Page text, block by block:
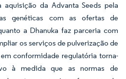
da Advanta Seeds pela
genéticas com as ofertas de
a Dhanuka faz parceria com
os serviços de pulverização de
conformidade regulatória torna-
à medida que as normas de